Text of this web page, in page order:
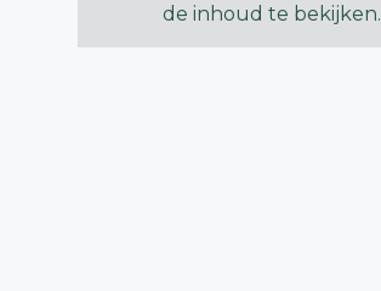
de inhoud te bekijken.